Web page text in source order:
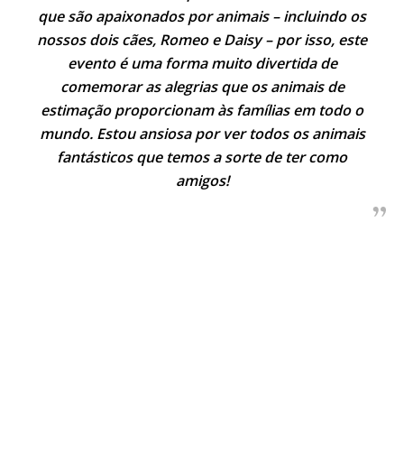
que são apaixonados por animais – incluindo os
nossos dois cães, Romeo e Daisy – por isso, este
evento é uma forma muito divertida de
comemorar as alegrias que os animais de
estimação proporcionam às famílias em todo o
mundo. Estou ansiosa por ver todos os animais
fantásticos que temos a sorte de ter como
amigos!